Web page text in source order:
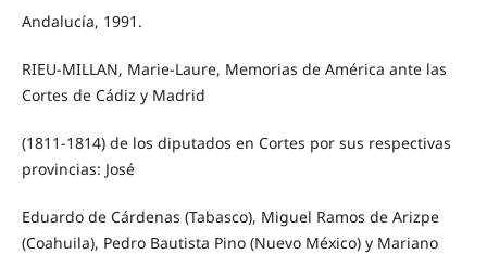
Andalucía, 1991.
RIEU-MILLAN, Marie-Laure, Memorias de América ante las
Cortes de Cádiz y Madrid
(1811-1814) de los diputados en Cortes por sus respectivas
provincias: José
Eduardo de Cárdenas (Tabasco), Miguel Ramos de Arizpe
(Coahuila), Pedro Bautista Pino (Nuevo México) y Mariano